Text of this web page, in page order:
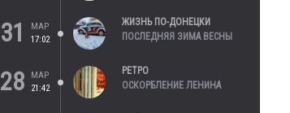
31
МАР
17:02
ЖИЗНЬ ПО-ДОНЕЦКИ
ПОСЛЕДНЯЯ ЗИМА ВЕСНЫ
28
МАР
21:42
РЕТРО
ОСКОРБЛЕНИЕ ЛЕНИНА